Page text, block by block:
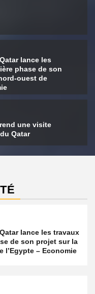
lance les
phase de son
ouest de
une visite
Qatar
lance les travaux
de son projet sur la
l’Egypte – Economie